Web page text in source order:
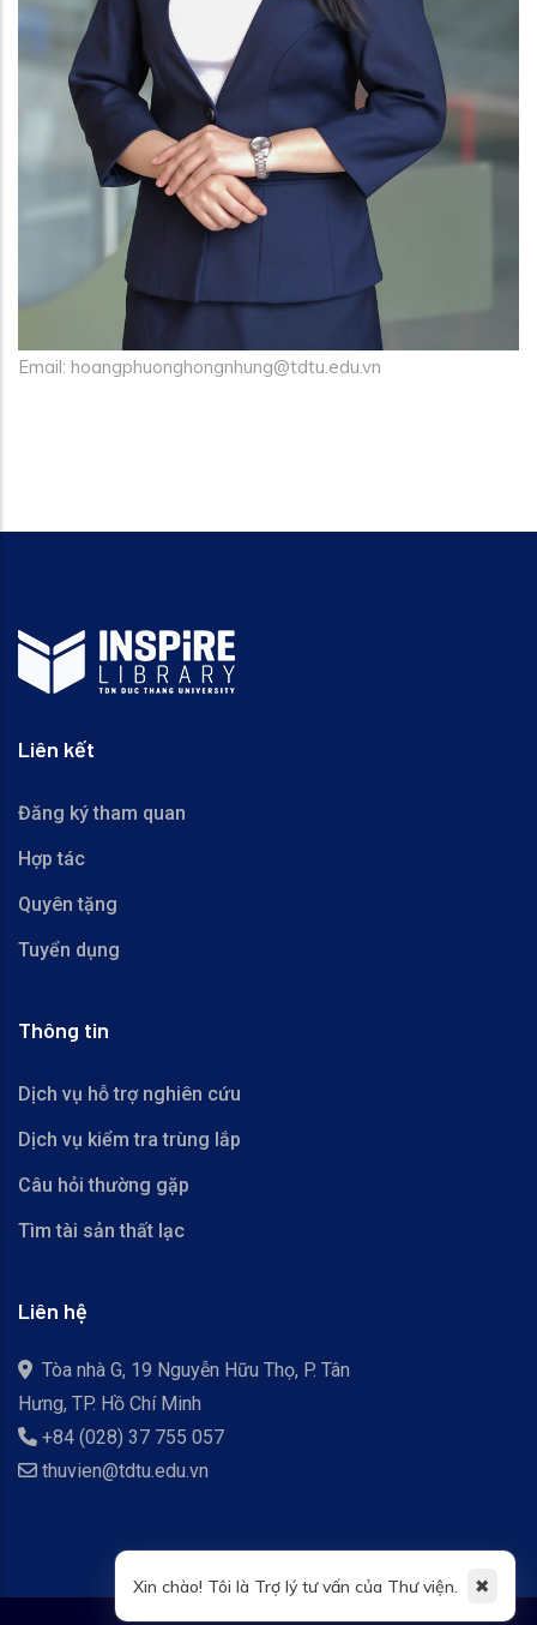
Email: hoangphuonghongnhung@tdtu.edu.vn
Liên kết
Đăng ký tham quan
Hợp tác
Quyên tặng
Tuyển dụng
Thông tin
Dịch vụ hỗ trợ nghiên cứu
Dịch vụ kiểm tra trùng lắp
Câu hỏi thường gặp
Tìm tài sản thất lạc
Liên hệ
Tòa nhà G, 19 Nguyễn Hữu Thọ, P. Tân
Hưng, TP. Hồ Chí Minh
+84 (028) 37 755 057
thuvien@tdtu.edu.vn
Xin chào! Tôi là Trợ lý tư vấn của Thư viện. ✖